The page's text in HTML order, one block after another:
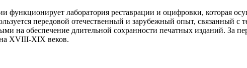
функционирует лаборатория реставрации и оцифровки, которая
передовой отечественный и зарубежный опыт, связанный
на обеспечение длительной сохранности печатных изданий. За
XVIII-XIX веков.